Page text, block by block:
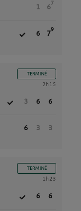
1 6
7
6 7
9
TERMINÉ
2h15
3 6 6
6 3 3
TERMINÉ
1h23
6 6